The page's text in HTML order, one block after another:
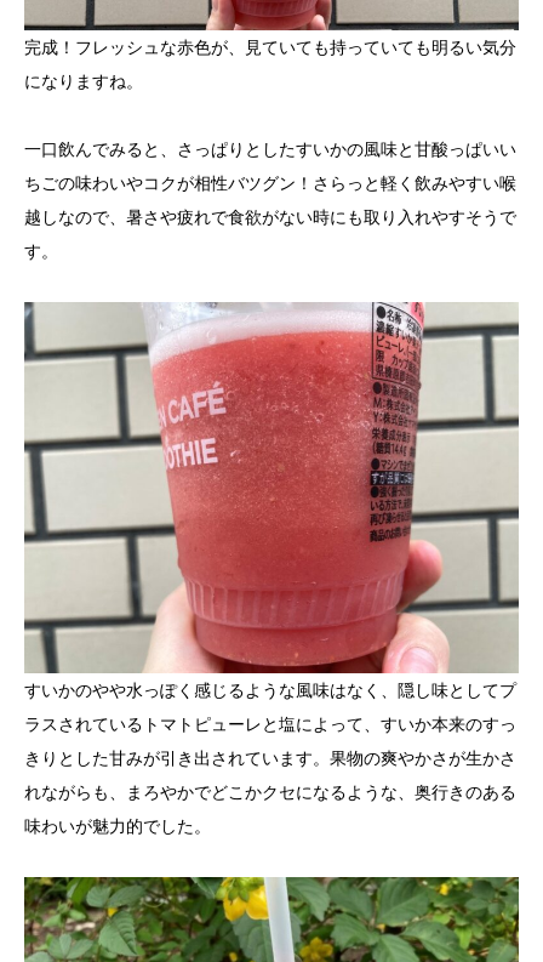
完成！フレッシュな赤色が、見ていても持っていても明るい気分
になりますね。
一口飲んでみると、さっぱりとしたすいかの風味と甘酸っぱいい
ちごの味わいやコクが相性バツグン！さらっと軽く飲みやすい喉
越しなので、暑さや疲れで食欲がない時にも取り入れやすそうで
す。
すいかのやや水っぽく感じるような風味はなく、隠し味としてプ
ラスされているトマトピューレと塩によって、すいか本来のすっ
きりとした甘みが引き出されています。果物の爽やかさが生かさ
れながらも、まろやかでどこかクセになるような、奥行きのある
味わいが魅力的でした。